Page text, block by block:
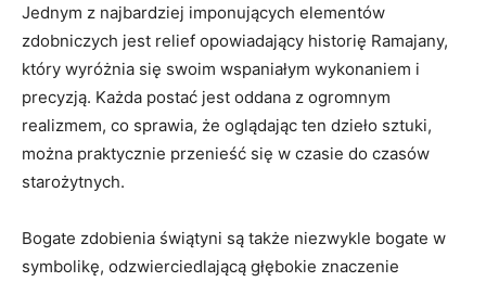
Jednym z najbardziej imponujących elementów
zdobniczych jest relief opowiadający historię Ramajany,
który wyróżnia się swoim wspaniałym wykonaniem i
precyzją. Każda postać jest oddana z ogromnym
realizmem, co sprawia, że oglądając ten dzieło sztuki,
można praktycznie przenieść się w czasie do czasów
starożytnych.
Bogate zdobienia świątyni są także niezwykle bogate w
symbolikę, odzwierciedlającą głębokie znaczenie